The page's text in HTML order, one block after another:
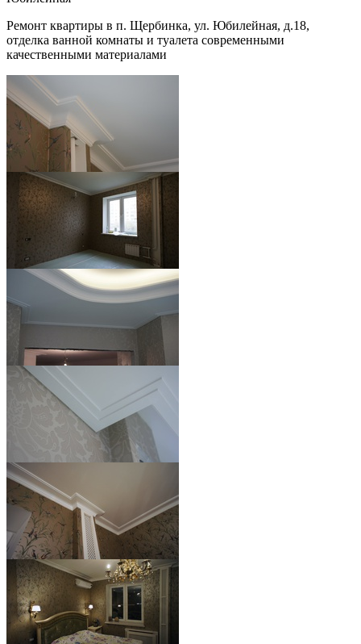
Ремонт квартиры в п. Щербинка, ул. Юбилейная, д.18,
отделка ванной комнаты и туалета современными
качественными материалами